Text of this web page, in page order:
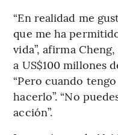
“En realidad me
que me ha
vida”, afirma
a US$100 millones
“Pero cuando
hacerlo”. “No
acción”.